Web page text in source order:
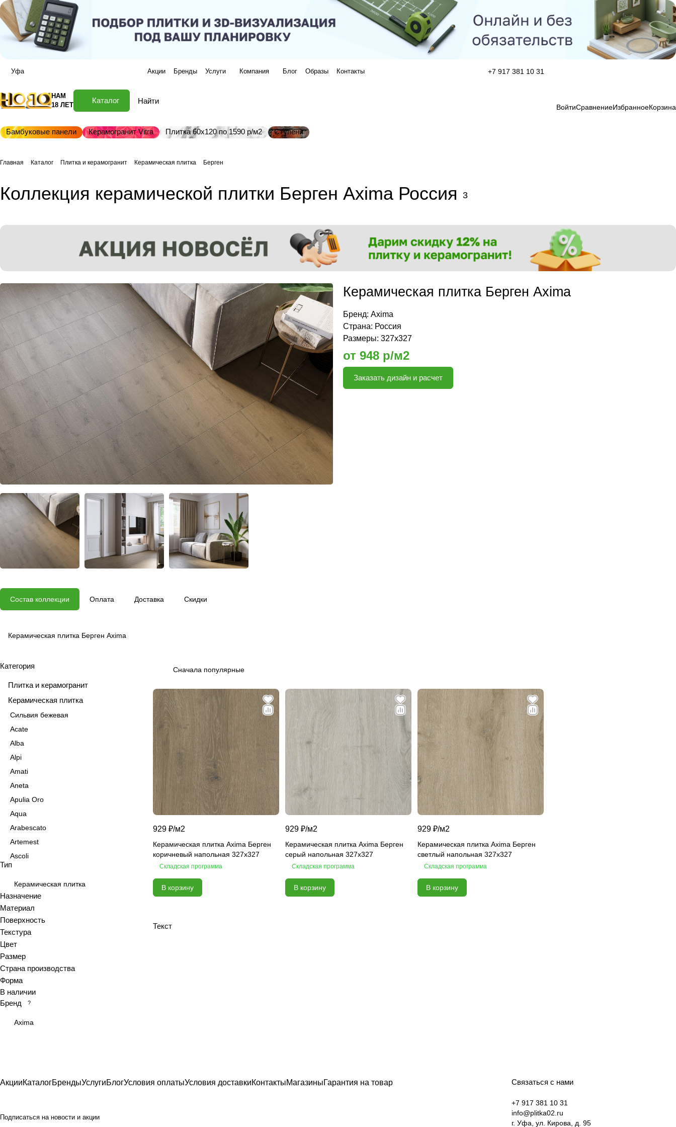
Уфа Акции Бренды Услуги Компания Блог Образы Контакты +7 917 381 10 31
НАМ
18 ЛЕТ
Каталог
ВойтиСравнениеИзбранноеКорзина
Бамбуковые панели Керамогранит Vitra Плитка 60х120 по 1590 р/м2 Ступени
Главная Каталог Плитка и керамогранит Керамическая плитка Берген
Коллекция керамической плитки Берген Axima Россия 3
Керамическая плитка Берген Axima
Бренд: Axima
Страна: Россия
Размеры: 327x327
от 948 р/м2
Заказать дизайн и расчет
Состав коллекции Оплата Доставка Скидки
Керамическая плитка Берген Axima
Сначала популярные
929 ₽/м2
Керамическая плитка Axima Берген
коричневый напольная 327x327
Складская программа
В корзину
929 ₽/м2
Керамическая плитка Axima Берген
серый напольная 327x327
Складская программа
В корзину
929 ₽/м2
Керамическая плитка Axima Берген
светлый напольная 327x327
Складская программа
В корзину
Текст
Категория
Плитка и керамогранит
Керамическая плитка
Сильвия бежевая
Acate
Alba
Alpi
Amati
Aneta
Apulia Oro
Aqua
Arabescato
Artemest
Ascoli
Aspen
Astrid
Atlas
Azolla
Bianca
Bricks
Brooklyn
Calacatta
Calacatta Fantasy
Calacatta Grey
Calypso
Celia
Тип
Керамическая плитка
Назначение
Материал
Поверхность
Текстура
Цвет
Размер
Страна производства
Форма
В наличии
Бренд
?
Axima
АкцииКаталогБрендыУслугиБлогУсловия оплатыУсловия доставкиКонтактыМагазиныГарантия на товар
Подписаться на новости и акции
Связаться с нами
+7 917 381 10 31
info@plitka02.ru
г. Уфа, ул. Кирова, д. 95